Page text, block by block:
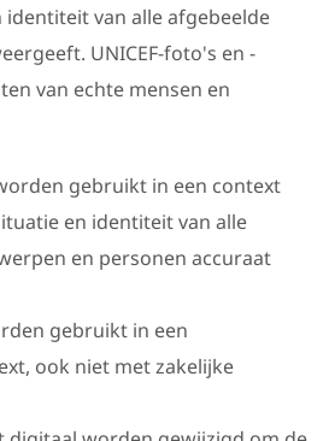
van alle afgebeelde
UNICEF-foto's en -
van echte mensen en
gebruikt in een context
en identiteit van alle
en personen accuraat
gebruikt in een
ook niet met zakelijke